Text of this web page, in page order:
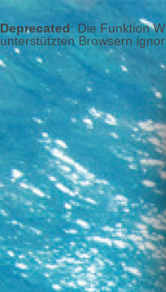
Deprecated: Die Funktion
unterstützten Browsern